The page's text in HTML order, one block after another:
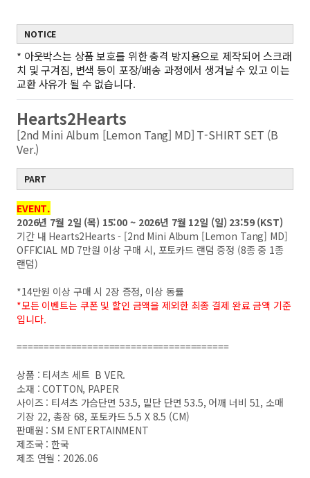
NOTICE
* 아웃박스는 상품 보호를 위한 충격 방지용으로 제작되어 스크래
치 및 구겨짐, 변색 등이 포장/배송 과정에서 생겨날 수 있고 이는
교환 사유가 될 수 없습니다.
Hearts2Hearts
[2nd Mini Album [Lemon Tang] MD] T-SHIRT SET (B
Ver.)
PART
EVENT.
2026년 7월 2일 (목) 15:00 ~ 2026년 7월 12일 (일) 23:59 (KST)
기간 내 Hearts2Hearts - [2nd Mini Album [Lemon Tang] MD]
OFFICIAL MD 7만원 이상 구매 시, 포토카드 랜덤 증정 (8종 중 1종
랜덤)
*14만원 이상 구매 시 2장 증정, 이상 동률
*모든 이벤트는 쿠폰 및 할인 금액을 제외한 최종 결제 완료 금액 기준
입니다.
=======================================
상품 : 티셔츠 세트 B VER.
소재 : COTTON, PAPER
사이즈 : 티셔츠 가슴단면 53.5, 밑단 단면 53.5, 어깨 너비 51, 소매
기장 22, 총장 68, 포토카드 5.5 X 8.5 (CM)
판매원 : SM ENTERTAINMENT
제조국 : 한국
제조 연월 : 2026.06